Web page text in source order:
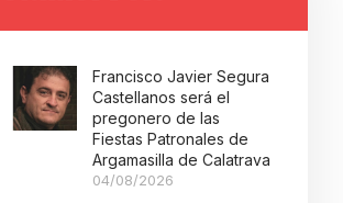
Francisco Javier Segura
Castellanos será el
pregonero de las
Fiestas Patronales de
Argamasilla de Calatrava
04/08/2026